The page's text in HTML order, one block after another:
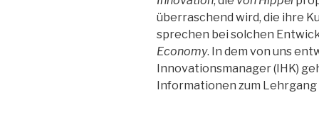
überraschend wird, die ihre
sprechen bei solchen
Economy. In dem von uns
Innovationsmanager (IHK)
Informationen zum